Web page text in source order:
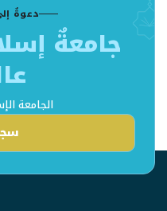
دعوةٌ
جامعةٌ
الجامعة